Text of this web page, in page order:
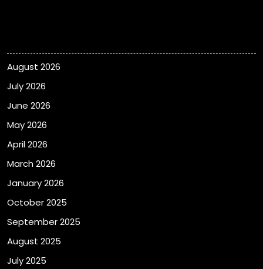
August 2026
July 2026
June 2026
May 2026
April 2026
March 2026
January 2026
October 2025
September 2025
August 2025
July 2025